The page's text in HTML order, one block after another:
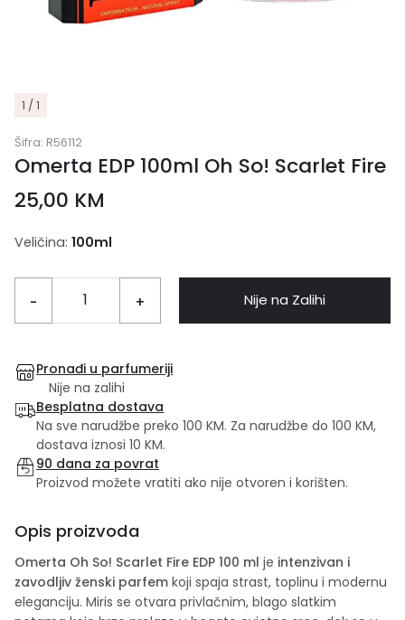
1 / 1
Šifra: R56112
Omerta EDP 100ml Oh So! Scarlet Fire
25,00 KM
Veličina: 100ml
- + Nije na Zalihi
Pronađi u parfumeriji
Nije na zalihi
Besplatna dostava
Na sve narudžbe preko 100 KM. Za narudžbe do 100 KM,
dostava iznosi 10 KM.
90 dana za povrat
Proizvod možete vratiti ako nije otvoren i korišten.
Opis proizvoda
Omerta Oh So! Scarlet Fire EDP 100 ml je intenzivan i
zavodljiv ženski parfem koji spaja strast, toplinu i modernu
eleganciju. Miris se otvara privlačnim, blago slatkim